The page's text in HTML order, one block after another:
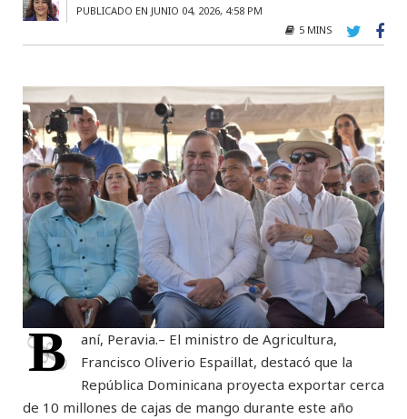
PUBLICADO EN JUNIO 04, 2026, 4:58 PM
5 MINS
B
aní, Peravia.– El ministro de Agricultura,
Francisco Oliverio Espaillat, destacó que la
República Dominicana proyecta exportar cerca
de 10 millones de cajas de mango durante este año